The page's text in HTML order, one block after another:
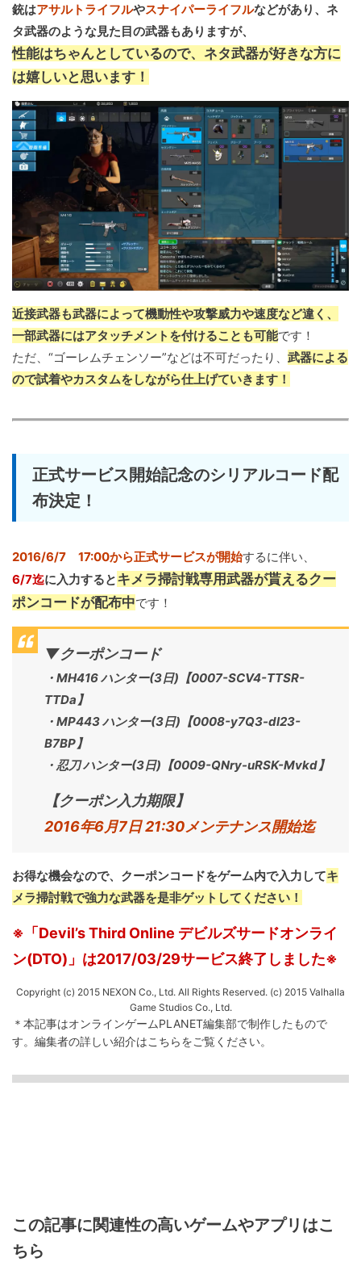
銃はアサルトライフルやスナイパーライフルなどがあり、ネ
タ武器のような見た目の武器もありますが、
性能はちゃんとしているので、ネタ武器が好きな方に
は嬉しいと思います！
近接武器も武器によって機動性や攻撃威力や速度など違く、
一部武器にはアタッチメントを付けることも可能です！
ただ、“ゴーレムチェンソー”などは不可だったり、 武器による
ので試着やカスタムをしながら仕上げていきます！
正式サービス開始記念のシリアルコード配
布決定！
2016/6/7 17:00から正式サービスが開始するに伴い、
6/7迄に入力するとキメラ掃討戦専用武器が貰えるクー
ポンコードが配布中です！
▼クーポンコード
・MH416 ハンター(3日)【0007-SCV4-TTSR-
TTDa】
・MP443 ハンター(3日)【0008-y7Q3-dI23-
B7BP】
・忍刀 ハンター(3日)【0009-QNry-uRSK-Mvkd】
【クーポン入力期限】
2016年6月7日 21:30メンテナンス開始迄
お得な機会なので、 クーポンコードをゲーム内で入力してキ
メラ掃討戦で強力な武器を是非ゲットしてください！
※「Devil’s Third Online デビルズサードオンライ
ン(DTO)」は2017/03/29サービス終了しました※
Copyright (c) 2015 NEXON Co., Ltd. All Rights Reserved. (c) 2015 Valhalla
Game Studios Co., Ltd.
＊本記事はオンラインゲームPLANET編集部で制作したもので
す。 編集者の詳しい紹介はこちらをご覧ください。
この記事に関連性の高いゲームやアプリはこ
ちら